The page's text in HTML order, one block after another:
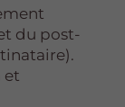
du post-
et